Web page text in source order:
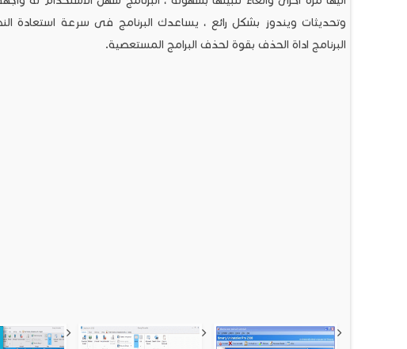
وتحديثات ويندوز بشكل رائع ، يساعدك البرنامج فى سرعة استعادة
البرنامج اداة الحذف بقوة لحذف البرامج المستعصية.